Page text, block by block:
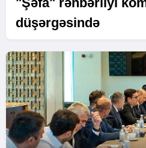
düşərgəsində